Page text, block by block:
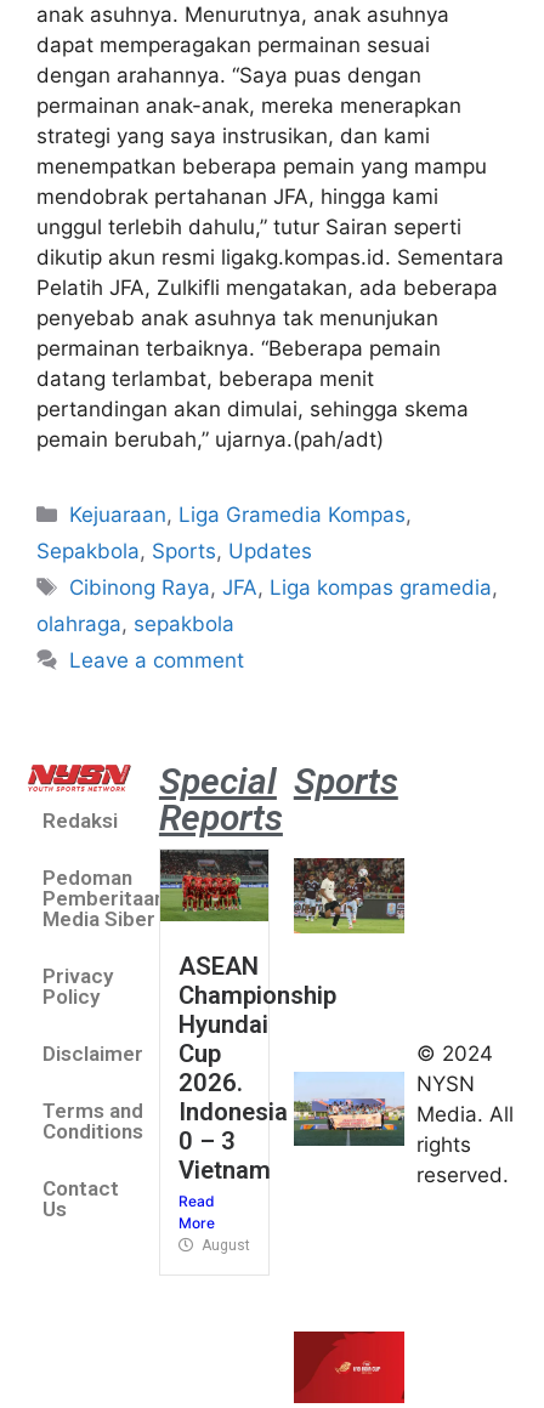
anak asuhnya. Menurutnya, anak asuhnya
dapat memperagakan permainan sesuai
dengan arahannya. “Saya puas dengan
permainan anak-anak, mereka menerapkan
strategi yang saya instrusikan, dan kami
menempatkan beberapa pemain yang mampu
mendobrak pertahanan JFA, hingga kami
unggul terlebih dahulu,” tutur Sairan seperti
dikutip akun resmi ligakg.kompas.id. Sementara
Pelatih JFA, Zulkifli mengatakan, ada beberapa
penyebab anak asuhnya tak menunjukan
permainan terbaiknya. “Beberapa pemain
datang terlambat, beberapa menit
pertandingan akan dimulai, sehingga skema
pemain berubah,” ujarnya.(pah/adt)
Kejuaraan, Liga Gramedia Kompas,
Sepakbola, Sports, Updates
Cibinong Raya,JFA, Liga kompas gramedia,
olahraga, sepakbola
Leave a comment
Redaksi
Pedoman
Pemberitaan
Media Siber
Privacy
Policy
Disclaimer
Terms and
Conditions
Contact
Us
Special
Reports
ASEAN
Championship
Hyundai
Cup
2026.
Indonesia
0 – 3
Vietnam
Read
More
August 4, 2026
Sports
umum
Kejurnas
Panahan
Junior di
Kudus
© 2024
NYSN
Media. All
rights
reserved.